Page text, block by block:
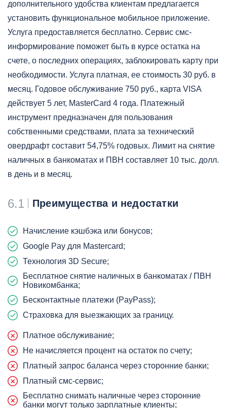
дополнительного удобства клиентам предлагается
установить функциональное мобильное приложение.
Услуга предоставляется бесплатно. Сервис смс-
информирование поможет быть в курсе остатка на
счете, о последних операциях, заблокировать карту при
необходимости. Услуга платная, ее стоимость 30 руб. в
месяц. Годовое обслуживание 750 руб., карта VISA
действует 5 лет, MasterCard 4 года. Платежный
инструмент предназначен для пользования
собственными средствами, плата за технический
овердрафт составит 54,75% годовых. Лимит на снятие
наличных в банкоматах и ПВН составляет 10 тыс. долл.
в день и в месяц.
6.1 Преимущества и недостатки
Начисление кэшбэка или бонусов;
Google Pay для Mastercard;
Технология 3D Secure;
Бесплатное снятие наличных в банкоматах / ПВН
Новикомбанка;
Бесконтактные платежи (PayPass);
Страховка для выезжающих за границу.
Платное обслуживание;
Не начисляется процент на остаток по счету;
Платный запрос баланса через сторонние банки;
Платный смс-сервис;
Бесплатно снимать наличные через сторонние
банки могут только зарплатные клиенты;